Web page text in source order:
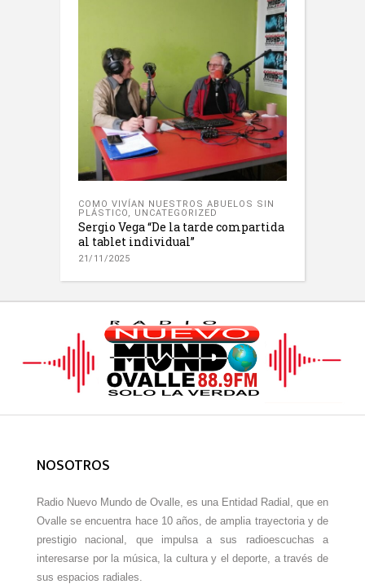
COMO VIVÍAN NUESTROS ABUELOS SIN
PLÁSTICO, UNCATEGORIZED
Sergio Vega “De la tarde compartida
al tablet individual”
21/11/2025
NOSOTROS
Radio Nuevo Mundo de Ovalle, es una Entidad Radial, que en
Ovalle se encuentra hace 10 años, de amplia trayectoria y de
prestigio nacional, que impulsa a sus radioescuchas a
interesarse por la música, la cultura y el deporte, a través de
sus espacios radiales.